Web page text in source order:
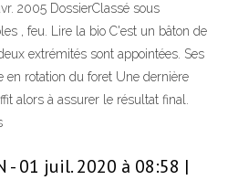
2005 DossierClassé sous
, feu. Lire la bio C'est un bâton de
extrémités sont appointées. Ses
en rotation du foret Une dernière
alors à assurer le résultat final.
- 01 juil. 2020 à 08:58 |